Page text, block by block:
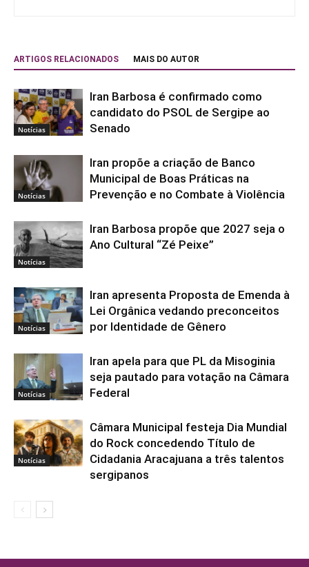
ARTIGOS RELACIONADOS MAIS DO AUTOR
Notícias
Iran Barbosa é confirmado como
candidato do PSOL de Sergipe ao
Senado
Notícias
Iran propõe a criação de Banco
Municipal de Boas Práticas na
Prevenção e no Combate à Violência
Notícias
Iran Barbosa propõe que 2027 seja o
Ano Cultural “Zé Peixe”
Notícias
Iran apresenta Proposta de Emenda à
Lei Orgânica vedando preconceitos
por Identidade de Gênero
Notícias
Iran apela para que PL da Misoginia
seja pautado para votação na Câmara
Federal
Notícias
Câmara Municipal festeja Dia Mundial
do Rock concedendo Título de
Cidadania Aracajuana a três talentos
sergipanos